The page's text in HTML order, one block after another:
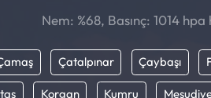
Nem: %68, Basınç: 1014
Çatalpınar Çaybaşı
Korgan Kumru